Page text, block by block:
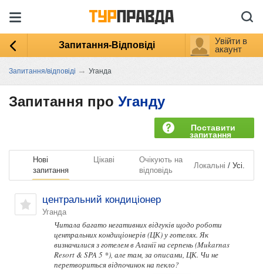
Запитання-Відповіді
Увійти в
акаунт
Запитання/відповіді → Уганда
Запитання про Уганду
Поставити
запитання
Нові
запитання
Цікаві
Очікують на
відповідь
Локальні / Усі.
центральний кондиціонер
Уганда
Читала багато негативних відгуків щодо роботи
центральних кондиціонерів (ЦК) у готелях. Як
визначилися з готелем в Аланії на серпень (Mukarnas
Resort & SPA 5 *), але там, за описами, ЦК. Чи не
перетвориться відпочинок на пекло?